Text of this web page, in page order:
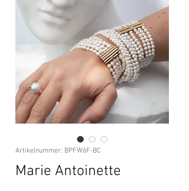
Artikelnummer: BPFW6F-BC
Marie Antoinette